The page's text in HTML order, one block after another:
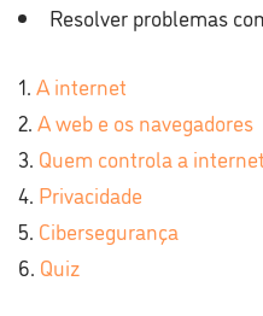
Resolver problemas
A internet
A web e os navegadores
Quem controla a
Privacidade
Cibersegurança
Quiz